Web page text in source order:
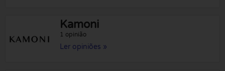
Kamoni
1 opinião
Ler opiniões »